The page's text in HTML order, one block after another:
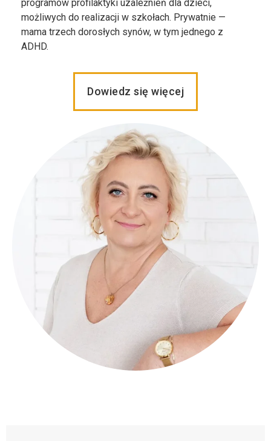
programów profilaktyki uzależnień dla dzieci,
możliwych do realizacji w szkołach. Prywatnie —
mama trzech dorosłych synów, w tym jednego z
ADHD.
Dowiedz się więcej